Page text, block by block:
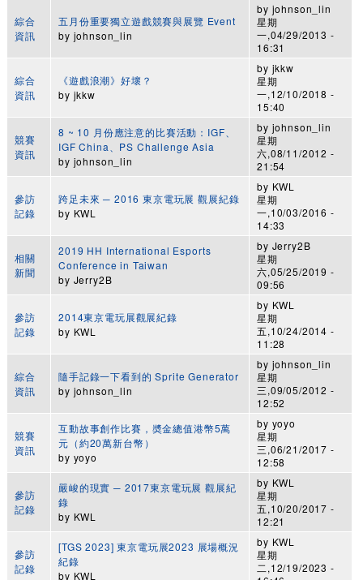
綜合
資訊
五月份重要獨立遊戲競賽與展覽 Event
by johnson_lin
by johnson_lin
星期
一,04/29/2013 -
16:31
綜合
資訊
《遊戲浪潮》好壞？
by jkkw
by jkkw
星期
一,12/10/2018 -
15:40
競賽
資訊
8 ~ 10 月份應注意的比賽活動：IGF、
IGF China、PS Challenge Asia
by johnson_lin
by johnson_lin
星期
六,08/11/2012 -
21:54
參訪
記錄
跨足未來 ─ 2016 東京電玩展 觀展紀錄
by KWL
by KWL
星期
一,10/03/2016 -
14:33
相關
新聞
2019 HH International Esports
Conference in Taiwan
by Jerry2B
by Jerry2B
星期
六,05/25/2019 -
09:56
參訪
記錄
2014東京電玩展觀展紀錄
by KWL
by KWL
星期
五,10/24/2014 -
11:28
綜合
資訊
隨手記錄一下看到的 Sprite Generator
by johnson_lin
by johnson_lin
星期
三,09/05/2012 -
12:52
競賽
資訊
互動故事創作比賽，奬金總值港幣5萬
元（約20萬新台幣）
by yoyo
by yoyo
星期
三,06/21/2017 -
12:58
參訪
記錄
嚴峻的現實 ─ 2017東京電玩展 觀展紀
錄
by KWL
by KWL
星期
五,10/20/2017 -
12:21
參訪
記錄
[TGS 2023] 東京電玩展2023 展場概況
紀錄
by KWL
by KWL
星期
二,12/19/2023 -